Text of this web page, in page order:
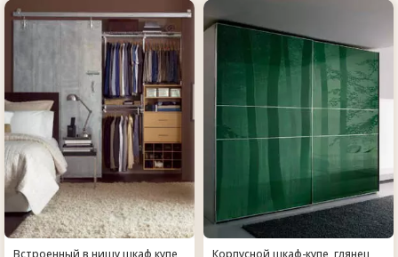
Встроенный в нишу шкаф купе
Корпусной шкаф-купе, глянец,